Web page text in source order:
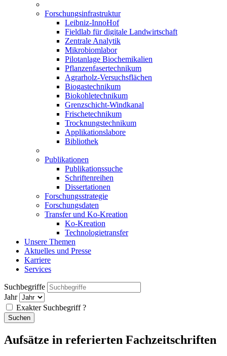
Forschungsinfrastruktur
Leibniz-InnoHof
Fieldlab für digitale Landwirtschaft
Zentrale Analytik
Mikrobiomlabor
Pilotanlage Biochemikalien
Pflanzenfasertechnikum
Agrarholz-Versuchsflächen
Biogastechnikum
Biokohletechnikum
Grenzschicht-Windkanal
Frischetechnikum
Trocknungstechnikum
Applikationslabore
Bibliothek
Publikationen
Publikationssuche
Schriftenreihen
Dissertationen
Forschungsstrategie
Forschungsdaten
Transfer und Ko-Kreation
Ko-Kreation
Technologietransfer
Unsere Themen
Aktuelles und Presse
Karriere
Services
Suchbegriffe
Jahr
Exakter Suchbegriff ?
Aufsätze in referierten Fachzeitschriften